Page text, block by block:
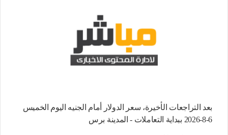
بعد التراجعات الأخيرة، سعر الدولار أمام الجنيه اليوم الخميس
6-8-2026 ببداية التعاملات - المدينة برس